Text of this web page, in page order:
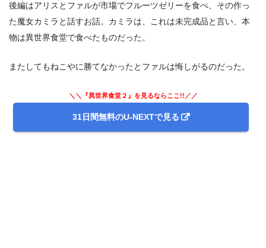
後編はアリスとファルが市場でフルーツゼリーを食べ、その作っ
た魔女カミラと話すお話。カミラは、これは未完成品と言い、本
物は異世界食堂で食べたものだった。
またしてもねこやに勝てなかったとファルは悔しがるのだった。
＼＼『異世界食堂２』を見るならここ!!／／
31日間無料のU-NEXTで見る